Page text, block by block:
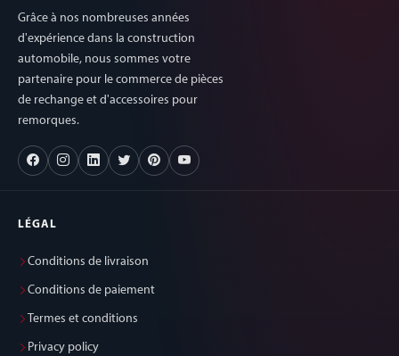
Grâce à nos nombreuses années
d'expérience dans la construction
automobile, nous sommes votre
partenaire pour le commerce de pièces
de rechange et d'accessoires pour
remorques.
LÉGAL
Conditions de livraison
Conditions de paiement
Termes et conditions
Privacy policy